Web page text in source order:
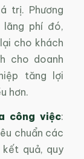
trị. Phương
phí đó,
cho khách
cho doanh
tăng lợi
hơn.
công việc:
chuẩn các
quả, quy